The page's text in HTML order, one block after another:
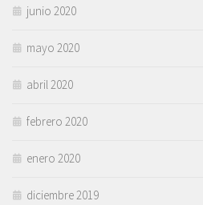
junio 2020
mayo 2020
abril 2020
febrero 2020
enero 2020
diciembre 2019